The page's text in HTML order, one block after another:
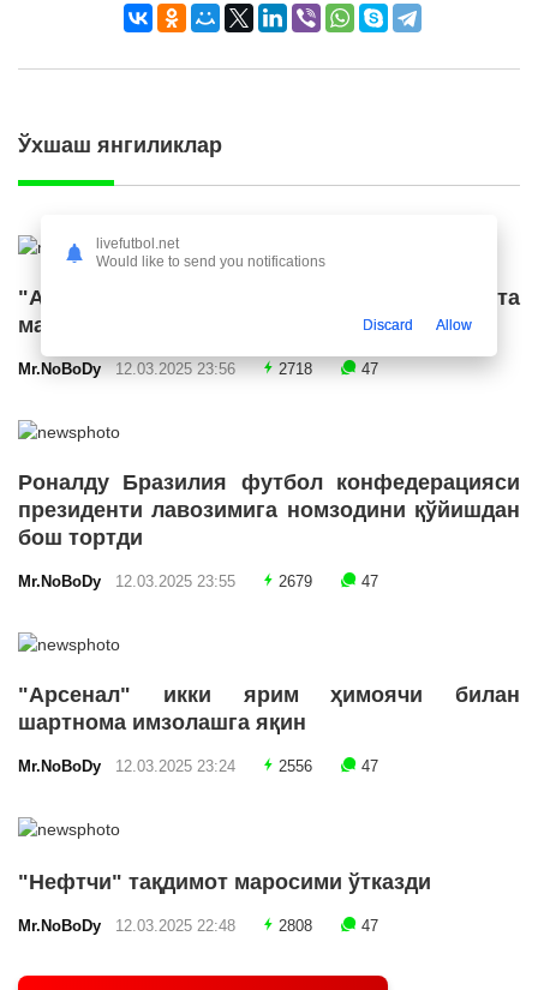
Ўхшаш янгиликлар
"Ал Ҳилол" "Ливерпуль" етакчисига катта
маош таклиф қилди
Mr.NoBoDy 12.03.2025 23:56 2718 47
Роналду Бразилия футбол конфедерацияси
президенти лавозимига номзодини қўйишдан
бош тортди
Mr.NoBoDy 12.03.2025 23:55 2679 47
"Арсенал" икки ярим ҳимоячи билан
шартнома имзолашга яқин
Mr.NoBoDy 12.03.2025 23:24 2556 47
"Нефтчи" тақдимот маросими ўтказди
Mr.NoBoDy 12.03.2025 22:48 2808 47
livefutbol.net
Would like to send you notifications
Discard Allow